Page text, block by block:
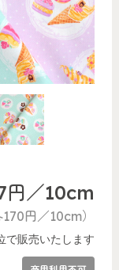
円／10cm
170円／10cm）
販売いたします